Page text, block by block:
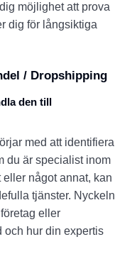
möjlighet att prova
dig för långsiktiga
/ Dropshipping
den till
med att identifiera
du är specialist inom
eller något annat, kan
tjänster. Nyckeln
eller
och hur din expertis